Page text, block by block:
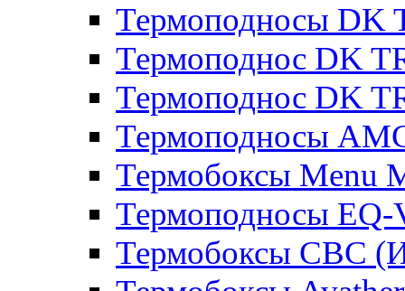
Термоподносы DK
Термоподнос DK
Термоподнос DK
Термоподносы
Термобоксы Menu
Термоподносы EQ-
Термобоксы CBC